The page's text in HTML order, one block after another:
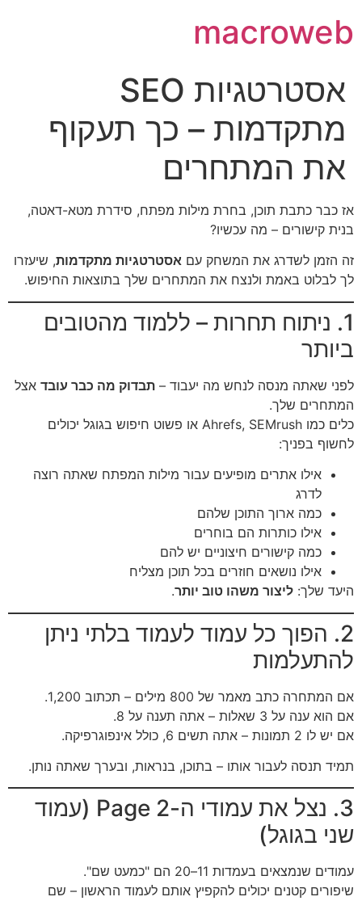
macroweb
אסטרטגיות SEO
מתקדמות – כך תעקוף
את המתחרים
אז כבר כתבת תוכן, בחרת מילות מפתח, סידרת מטא-דאטה,
בנית קישורים – מה עכשיו?
זה הזמן לשדרג את המשחק עם אסטרטגיות מתקדמות, שיעזרו
לך לבלוט באמת ולנצח את המתחרים שלך בתוצאות החיפוש.
1. ניתוח תחרות – ללמוד מהטובים
ביותר
לפני שאתה מנסה לנחש מה יעבוד – תבדוק מה כבר עובד אצל
המתחרים שלך.
כלים כמו Ahrefs, SEMrush או פשוט חיפוש בגוגל יכולים
לחשוף בפניך:
אילו אתרים מופיעים עבור מילות המפתח שאתה רוצה
לדרג
כמה ארוך התוכן שלהם
אילו כותרות הם בוחרים
כמה קישורים חיצוניים יש להם
אילו נושאים חוזרים בכל תוכן מצליח
היעד שלך: ליצור משהו טוב יותר.
2. הפוך כל עמוד לעמוד בלתי ניתן
להתעלמות
אם המתחרה כתב מאמר של 800 מילים – תכתוב 1,200.
אם הוא ענה על 3 שאלות – אתה תענה על 8.
אם יש לו 2 תמונות – אתה תשים 6, כולל אינפוגרפיקה.
תמיד תנסה לעבור אותו – בתוכן, בנראות, ובערך שאתה נותן.
3. נצל את עמודי ה-Page 2 (עמוד
שני בגוגל)
עמודים שנמצאים בעמדות 11–20 הם "כמעט שם".
שיפורים קטנים יכולים להקפיץ אותם לעמוד הראשון – שם